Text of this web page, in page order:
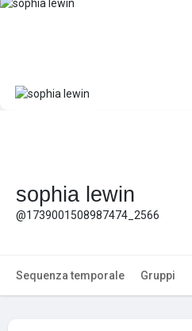
sophia lewin
@1739001508987474_2566
Sequenza temporale Gruppi